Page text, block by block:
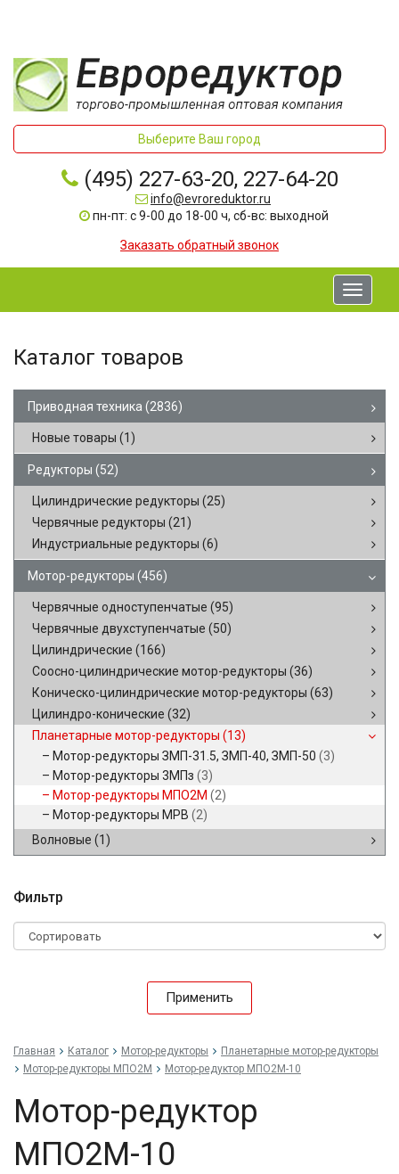
Выберите Ваш город
(495) 227-63-20, 227-64-20
info@evroreduktor.ru
пн-пт: с 9-00 до 18-00 ч, сб-вс: выходной
Заказать обратный звонок
Toggle
Каталог товаров
Приводная техника (2836)
Новые товары (1)
Редукторы (52)
Цилиндрические редукторы (25)
Червячные редукторы (21)
Индустриальные редукторы (6)
Мотор-редукторы (456)
Червячные одноступенчатые (95)
Червячные двухступенчатые (50)
Цилиндрические (166)
Соосно-цилиндрические мотор-редукторы (36)
Коническо-цилиндрические мотор-редукторы (63)
Цилиндро-конические (32)
Планетарные мотор-редукторы (13)
Мотор-редукторы ЗМП-31.5, ЗМП-40, ЗМП-50 (3)
Мотор-редукторы 3МПз (3)
Мотор-редукторы МПО2М (2)
Мотор-редукторы МРВ (2)
Волновые (1)
Фильтр
Применить
Главная Каталог Мотор-редукторы
Планетарные мотор-редукторы
Мотор-редукторы МПО2М
Мотор-редуктор МПО2М-10
Мотор-редуктор
МПО2М-10